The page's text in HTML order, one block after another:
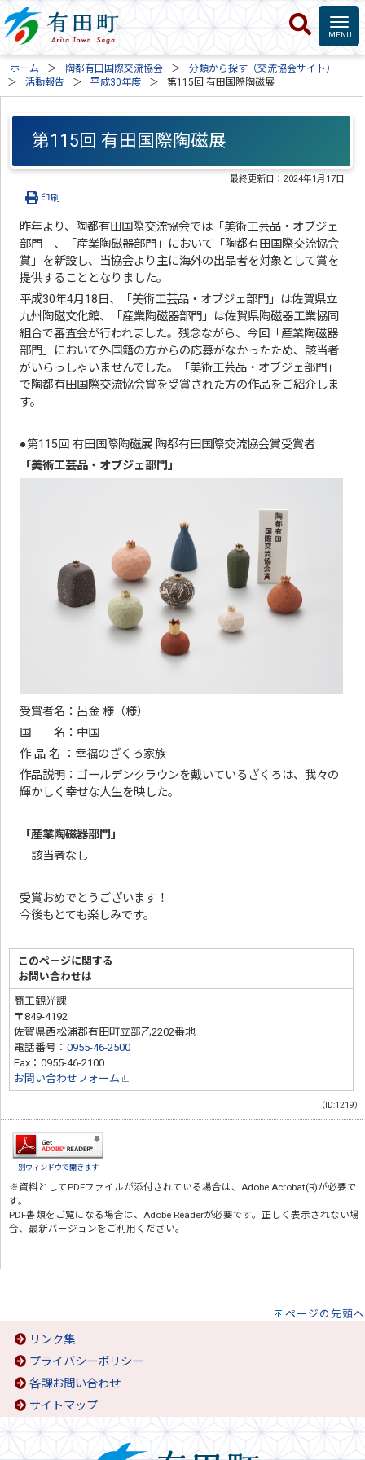
ホーム 陶都有田国際交流協会
分類から探す（交流協会サイト）
活動報告
平成30年度 第115回 有田国際陶磁展
第115回 有田国際陶磁展
最終更新日：2024年1月17日
印刷
昨年より、陶都有田国際交流協会では「美術工芸品・オブジェ
部門」、「産業陶磁器部門」において「陶都有田国際交流協会
賞」を新設し、当協会より主に海外の出品者を対象として賞を
提供することとなりました。
平成30年4月18日、「美術工芸品・オブジェ部門」は佐賀県立
九州陶磁文化館、「産業陶磁器部門」は佐賀県陶磁器工業協同
組合で審査会が行われました。残念ながら、今回「産業陶磁器
部門」において外国籍の方からの応募がなかったため、該当者
がいらっしゃいませんでした。「美術工芸品・オブジェ部門」
で陶都有田国際交流協会賞を受賞された方の作品をご紹介しま
す。
●第115回 有田国際陶磁展 陶都有田国際交流協会賞受賞者
「美術工芸品・オブジェ部門」
受賞者名：呂金 様（様）
国 名：中国
作 品 名 ：幸福のざくろ家族
作品説明：ゴールデンクラウンを戴いているざくろは、我々の
輝かしく幸せな人生を映した。
「産業陶磁器部門」
該当者なし
受賞おめでとうございます！
今後もとても楽しみです。
このページに関する
お問い合わせは
商工観光課
〒849-4192
佐賀県西松浦郡有田町立部乙2202番地
電話番号：0955-46-2500
Fax：0955-46-2100
お問い合わせフォーム
（ID:1219）
別ウィンドウで開きます
※資料としてPDFファイルが添付されている場合は、 Adobe Acrobat(R)が必要で
す。
PDF書類をご覧になる場合は、 Adobe Readerが必要です。正しく表示されない場
合、最新バージョンをご利用ください。
ページの先頭へ
リンク集
プライバシーポリシー
各課お問い合わせ
サイトマップ